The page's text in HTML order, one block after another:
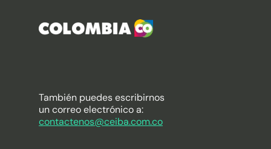
También puedes escribirnos
un correo electrónico a:
contactenos@ceiba.com.co